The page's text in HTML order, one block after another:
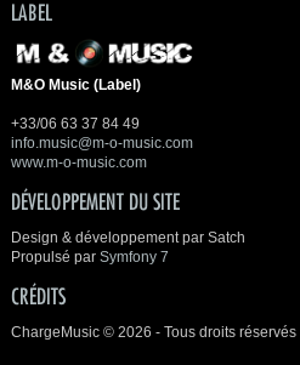
LABEL
M&O Music (Label)
+33/06 63 37 84 49
info.music@m-o-music.com
www.m-o-music.com
DÉVELOPPEMENT DU SITE
Design & développement par Satch
Propulsé par Symfony 7
CRÉDITS
ChargeMusic © 2026 - Tous droits réservés |